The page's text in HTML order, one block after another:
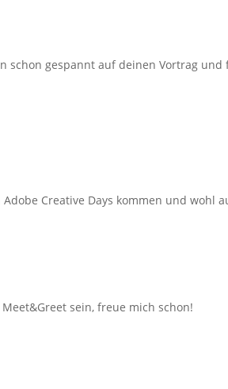
schon gespannt auf deinen Vortrag und
Creative Days kommen und wohl
sein, freue mich schon!